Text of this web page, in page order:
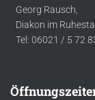
Georg Rausch,
Diakon im
Tel: 06021 / 5 72